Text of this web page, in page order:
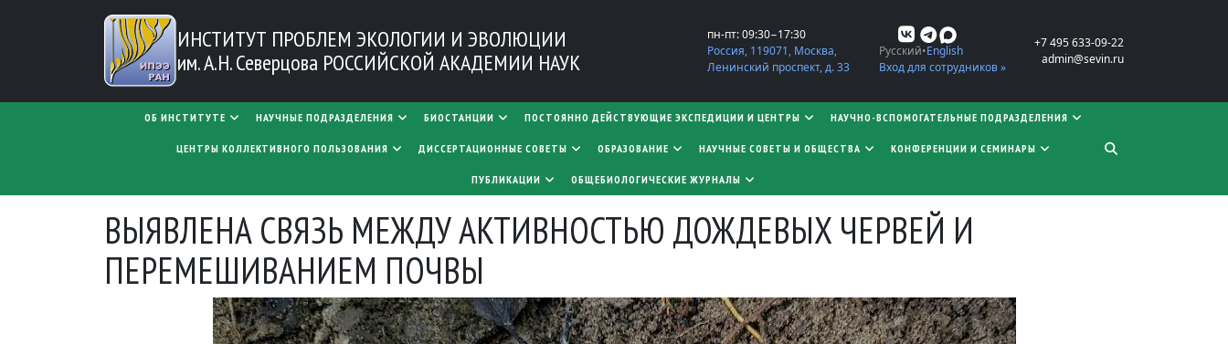
Перейти к основному содержанию
ИНСТИТУТ ПРОБЛЕМ ЭКОЛОГИИ И ЭВОЛЮЦИИ
им. А.Н. Северцова РОССИЙСКОЙ АКАДЕМИИ НАУК
пн-пт: 09:30−17:30
Россия, 119071, Москва,
Ленинский проспект, д. 33
Русский English
Вход для сотрудников »
+7 495 633-09-22
admin@sevin.ru
MAIN NAVIGATION
ОБ ИНСТИТУТЕ НАУЧНЫЕ ПОДРАЗДЕЛЕНИЯ БИОСТАНЦИИ ПОСТОЯННО ДЕЙСТВУЮЩИЕ ЭКСПЕДИЦИИ И ЦЕНТРЫ НАУЧНО-ВСПОМОГАТЕЛЬНЫЕ ПОДРАЗДЕЛЕНИЯ
ЦЕНТРЫ КОЛЛЕКТИВНОГО ПОЛЬЗОВАНИЯ ​​​​​​​ДИССЕРТАЦИОННЫЕ СОВЕТЫ ОБРАЗОВАНИЕ НАУЧНЫЕ СОВЕТЫ И ОБЩЕСТВА КОНФЕРЕНЦИИ И СЕМИНАРЫ
ПУБЛИКАЦИИ ОБЩЕБИОЛОГИЧЕСКИЕ ЖУРНАЛЫ
ВЫЯВЛЕНА СВЯЗЬ МЕЖДУ АКТИВНОСТЬЮ ДОЖДЕВЫХ ЧЕРВЕЙ И
ПЕРЕМЕШИВАНИЕМ ПОЧВЫ